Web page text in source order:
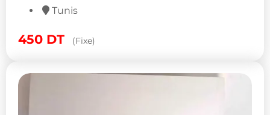
Tunis
450 DT (Fixe)